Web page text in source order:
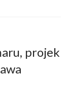
projek